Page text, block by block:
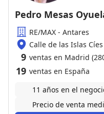
Pedro Mesas
RE/MAX - Antares
Calle de las Islas
9 ventas en Madrid
19 ventas en España
11 años en el
Precio de venta